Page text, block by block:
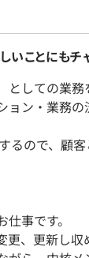
ことにもチ
しての業務
ン・業務の
るので、顧
事です。
、更新し収